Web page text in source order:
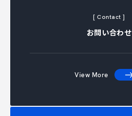
[ Contact ]
お問い合わせ
View More